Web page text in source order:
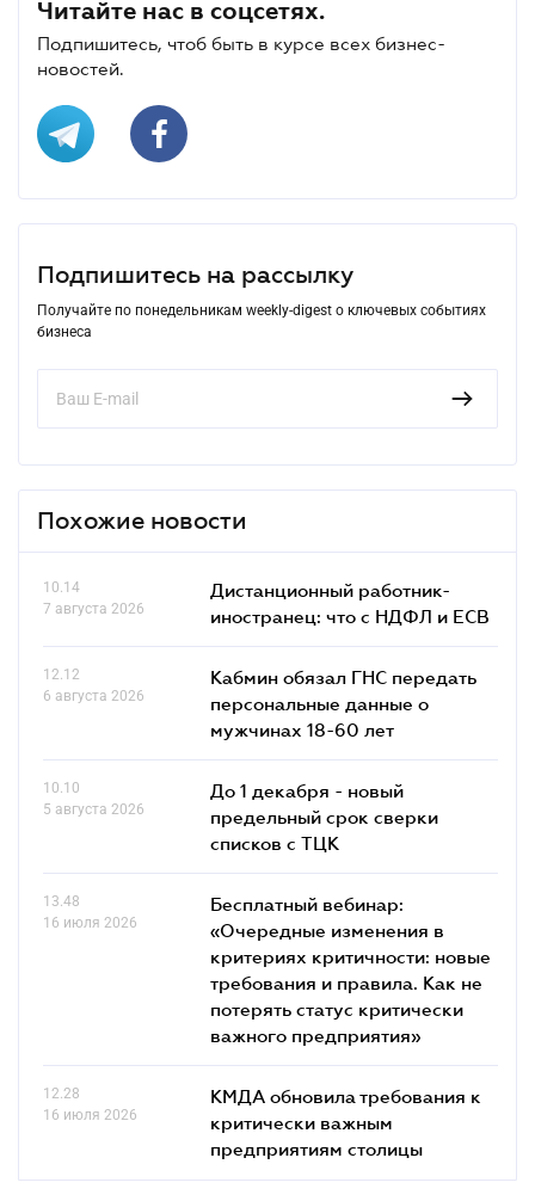
Читайте нас в соцсетях.
Подпишитесь, чтоб быть в курсе всех бизнес-
новостей.
Подпишитесь на рассылку
Получайте по понедельникам weekly-digest о ключевых событиях
бизнеса
Похожие новости
10.14
7 августа 2026
Дистанционный работник-
иностранец: что с НДФЛ и ЕСВ
12.12
6 августа 2026
Кабмин обязал ГНС передать
персональные данные о
мужчинах 18-60 лет
10.10
5 августа 2026
До 1 декабря - новый
предельный срок сверки
списков c ТЦК
13.48
16 июля 2026
Бесплатный вебинар:
«Очередные изменения в
критериях критичности: новые
требования и правила. Как не
потерять статус критически
важного предприятия»
12.28
16 июля 2026
КМДА обновила требования к
критически важным
предприятиям столицы